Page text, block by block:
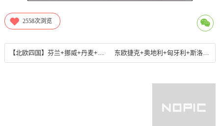
2558次浏览
东欧捷克+奥地利+匈牙利+斯洛文尼亚10天游